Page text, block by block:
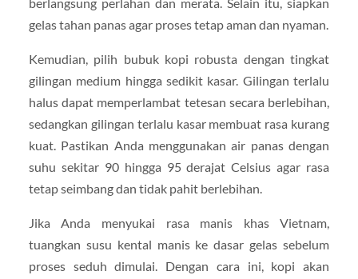
gelas tahan panas agar proses tetap aman dan nyaman.
Kemudian, pilih bubuk kopi robusta dengan tingkat
gilingan medium hingga sedikit kasar. Gilingan terlalu
halus dapat memperlambat tetesan secara berlebihan,
sedangkan gilingan terlalu kasar membuat rasa kurang
kuat. Pastikan Anda menggunakan air panas dengan
suhu sekitar 90 hingga 95 derajat Celsius agar rasa
tetap seimbang dan tidak pahit berlebihan.
Jika Anda menyukai rasa manis khas Vietnam,
tuangkan susu kental manis ke dasar gelas sebelum
proses seduh dimulai. Dengan cara ini, kopi akan